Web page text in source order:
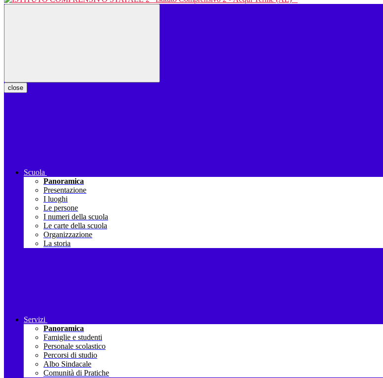
close
Scuola
Panoramica
Presentazione
I luoghi
Le persone
I numeri della scuola
Le carte della scuola
Organizzazione
La storia
Servizi
Panoramica
Famiglie e studenti
Personale scolastico
Percorsi di studio
Albo Sindacale
Comunità di Pratiche